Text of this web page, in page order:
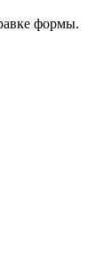
формы.